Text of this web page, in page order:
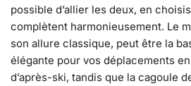
possible d’allier les deux, en
complètent harmonieusement. Le
son allure classique, peut être la
élégante pour vos déplacements
d’après-ski, tandis que la cagoule